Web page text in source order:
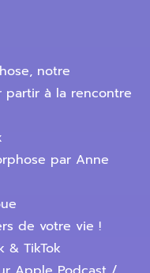
notre
partir à la rencontre
par Anne
de votre vie !
& TikTok